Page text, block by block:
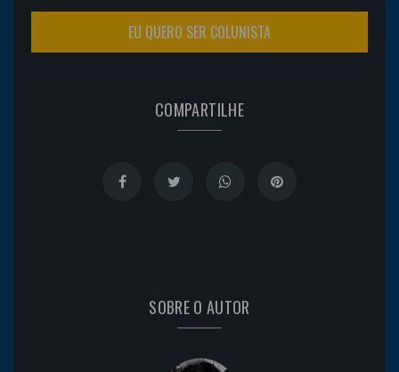
EU QUERO SER COLUNISTA
COMPARTILHE
SOBRE O AUTOR